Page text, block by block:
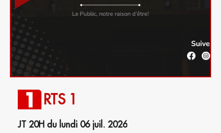
RTS 1
JT 20H du lundi 06 juil. 2026